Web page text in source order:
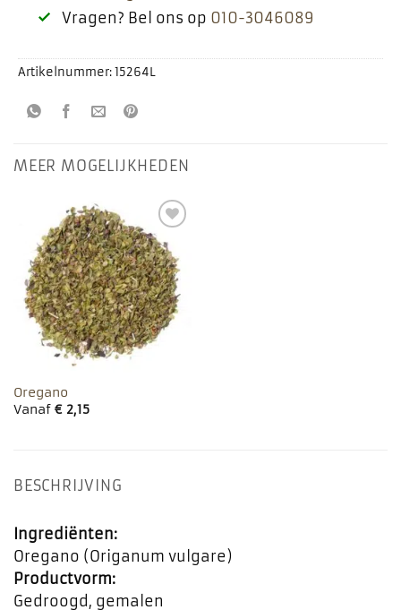
Vragen? Bel ons op 010-3046089
Artikelnummer:15264L
MEER MOGELIJKHEDEN
Toevoegen
aan
favorieten
Oregano
Vanaf €2,15
BESCHRIJVING
Ingrediënten:
Oregano (Origanum vulgare)
Productvorm:
Gedroogd, gemalen